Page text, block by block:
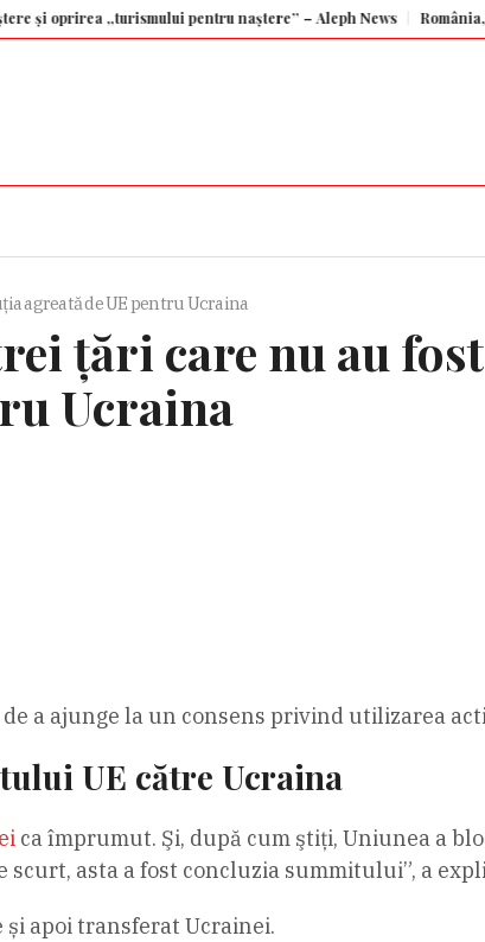
„turismului pentru naștere” – Aleph News România, Bulgaria
agreată de UE pentru Ucraina
țări care nu au
Ucraina
a ajunge la un consens privind utilizarea
UE către Ucraina
ca împrumut. Şi, după cum ştiţi, Uniunea a
asta a fost concluzia summitului”, a
apoi transferat Ucrainei.